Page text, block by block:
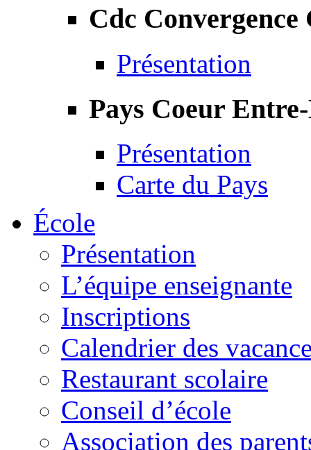
Cdc Convergence
Présentation
Pays Coeur
Présentation
Carte du Pays
École
Présentation
L’équipe enseignante
Inscriptions
Calendrier des
Restaurant scolaire
Conseil d’école
Association des